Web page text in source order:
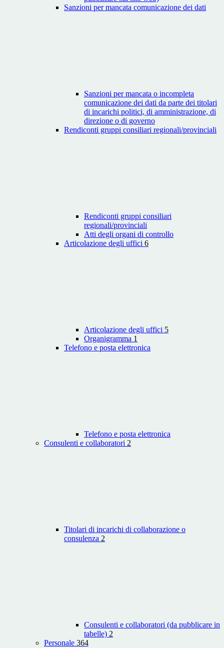
Sanzioni per mancata comunicazione dei dati
Sanzioni per mancata o incompleta
comunicazione dei dati da parte dei titolari
di incarichi politici, di amministrazione, di
direzione o di governo
Rendiconti gruppi consiliari regionali/provinciali
Rendiconti gruppi consiliari
regionali/provinciali
Atti degli organi di controllo
Articolazione degli uffici 6
Articolazione degli uffici 5
Organigramma 1
Telefono e posta elettronica
Telefono e posta elettronica
Consulenti e collaboratori 2
Titolari di incarichi di collaborazione o
consulenza 2
Consulenti e collaboratori (da pubblicare in
tabelle) 2
Personale 364